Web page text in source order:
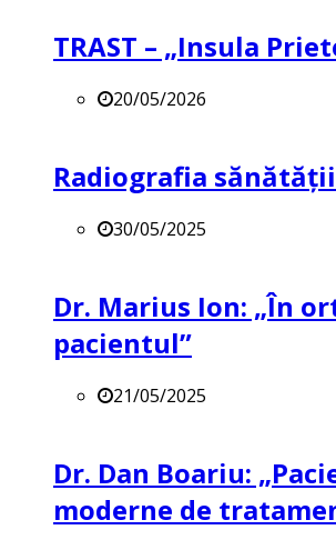
TRAST – „Insula
20/05/2026
Radiografia sănătății
30/05/2025
Dr. Marius Ion: „În
pacientul”
21/05/2025
Dr. Dan Boariu:
moderne de